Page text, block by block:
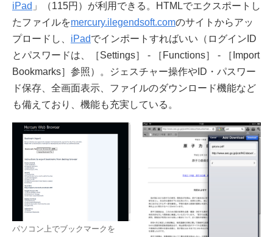
iPad 」（115円）が利用できる。HTMLでエクスポートし
たファイルをmercury.ilegendsoft.comのサイトからアッ
プロードし、 iPadでインポートすればいい（ログインID
とパスワードは、［Settings］ - ［Functions］ - ［Import
Bookmarks］参照）。ジェスチャー操作やID・パスワー
ド保存、全画面表示、ファイルのダウンロード機能など
も備えており、機能も充実している。
パソコン上でブックマークを